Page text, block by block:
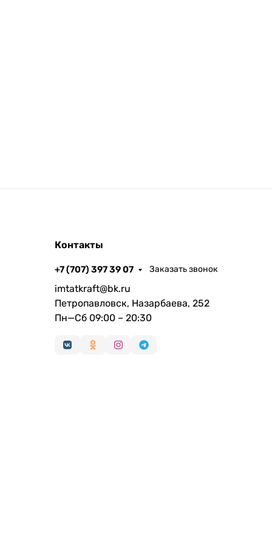
Контакты
+7 (707) 397 39 07 Заказать звонок
imtatkraft@bk.ru
Петропавловск, Назарбаева, 252
Пн—Сб 09:00 – 20:30